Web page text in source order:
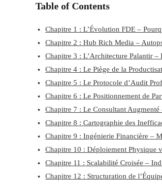
Table of Contents
Chapitre 1 : L’Évolution FDE –
Chapitre 2 : Hub Rich Media –
Chapitre 3 : L’Architecture Palantir –
Chapitre 4 : Le Piège de la
Chapitre 5 : Le Protocole d’Audit
Chapitre 6 : Le Positionnement de
Chapitre 7 : Le Consultant
Chapitre 8 : Cartographie des
Chapitre 9 : Ingénierie Financière –
Chapitre 10 : Déploiement Physique
Chapitre 11 : Scalabilité Croisée –
Chapitre 12 : Structuration de